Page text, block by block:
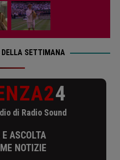
DELLA SETTIMANA
4
di Radio Sound
ASCOLTA
NOTIZIE